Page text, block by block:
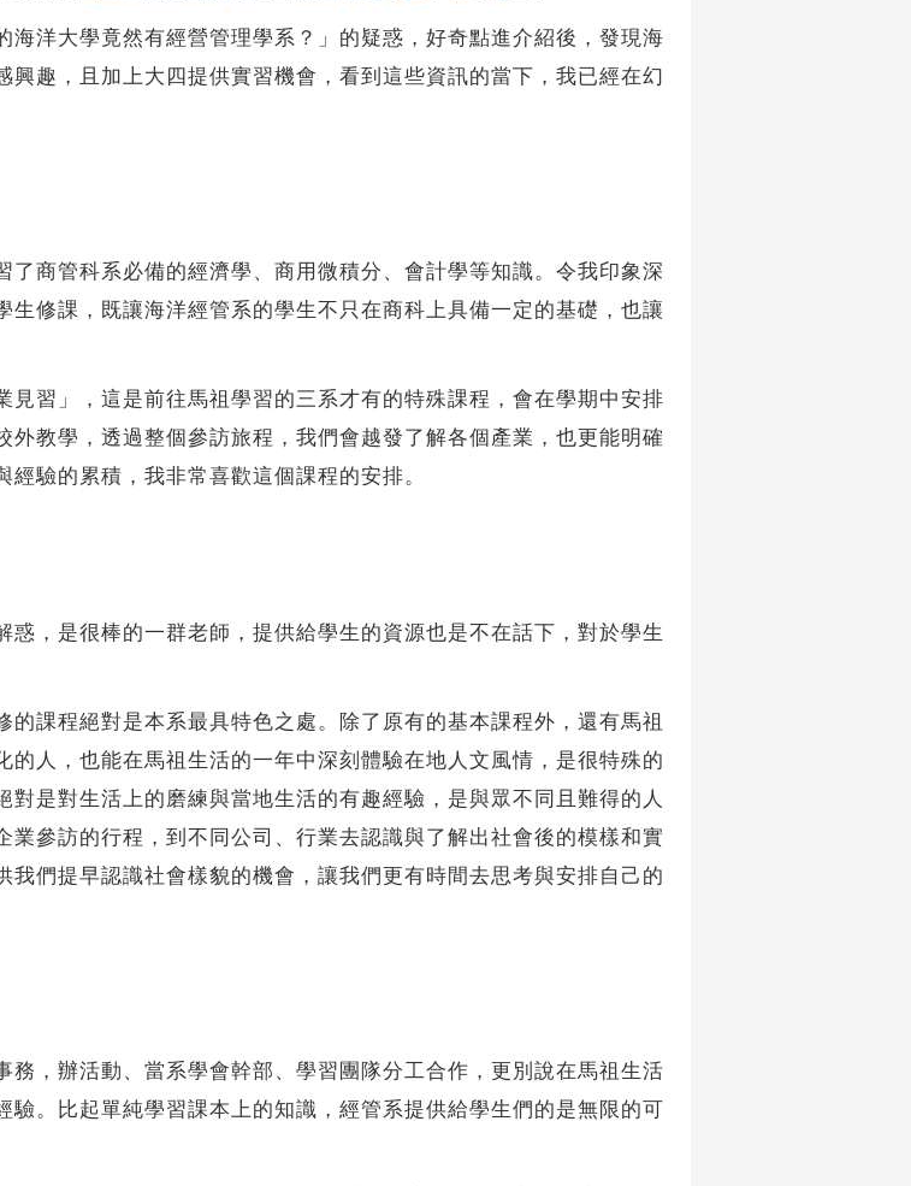
洋大學竟然有經營管理學系？」的疑惑，好奇點進介紹後，發現海
趣，且加上大四提供實習機會，看到這些資訊的當下，我已經在幻
商管科系必備的經濟學、商用微積分、會計學等知識。令我印象深
修課，既讓海洋經管系的學生不只在商科上具備一定的基礎，也讓
習」，這是前往馬祖學習的三系才有的特殊課程，會在學期中安排
教學，透過整個參訪旅程，我們會越發了解各個產業，也更能明確
驗的累積，我非常喜歡這個課程的安排。
，是很棒的一群老師，提供給學生的資源也是不在話下，對於學生
課程絕對是本系最具特色之處。除了原有的基本課程外，還有馬祖
人，也能在馬祖生活的一年中深刻體驗在地人文風情，是很特殊的
是對生活上的磨練與當地生活的有趣經驗，是與眾不同且難得的人
參訪的行程，到不同公司、行業去認識與了解出社會後的模樣和實
們提早認識社會樣貌的機會，讓我們更有時間去思考與安排自己的
，辦活動、當系學會幹部、學習團隊分工合作，更別說在馬祖生活
。比起單純學習課本上的知識，經管系提供給學生們的是無限的可